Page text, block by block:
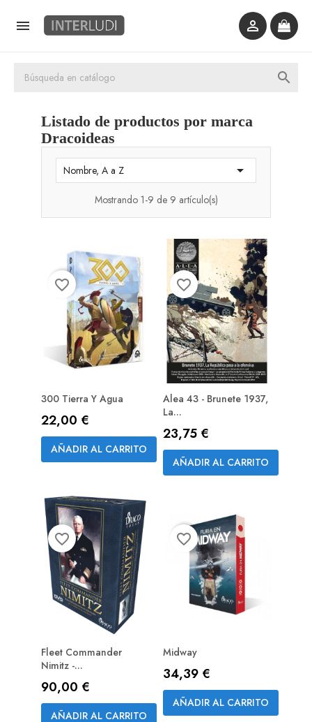
 

Listado de productos por marca
Dracoideas
Nombre, A a Z 
Mostrando 1-9 de 9 artículo(s)
300 Tierra Y Agua
Precio
22,00 €
AÑADIR AL CARRITO
favorite_border
PREPEDIDO
(RESERVA)
Alea 43 - Brunete 1937,
La...
Precio
23,75 €
AÑADIR AL CARRITO
favorite_border
PREPEDIDO
(RESERVA)
Fleet Commander
Nimitz -...
Precio
90,00 €
AÑADIR AL CARRITO
favorite_border
Midway
Precio
34,39 €
AÑADIR AL CARRITO
favorite_border